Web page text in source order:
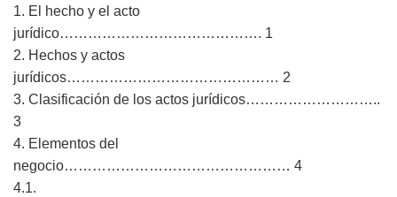
1. El hecho y el acto
jurídico……………………………………. 1
2. Hechos y actos
jurídicos……………………………………… 2
3. Clasificación de los actos jurídicos………………………..
3
4. Elementos del
negocio………………………………………… 4
4.1.